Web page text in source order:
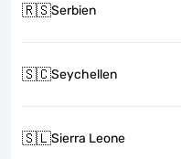
🇷🇸Serbien
🇸🇨Seychellen
🇸🇱Sierra Leone